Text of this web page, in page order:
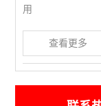
用
查看更多